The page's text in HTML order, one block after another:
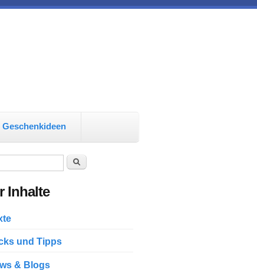
Geschenkideen
Suche
Inhalte
und Tipps
& Blogs